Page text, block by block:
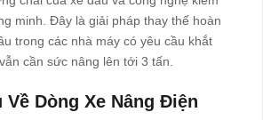
minh. Đây là giải pháp thay thế hoàn
trong các nhà máy có yêu cầu khắt
cần sức nâng lên tới 3 tấn.
Dòng Xe Nâng Điện